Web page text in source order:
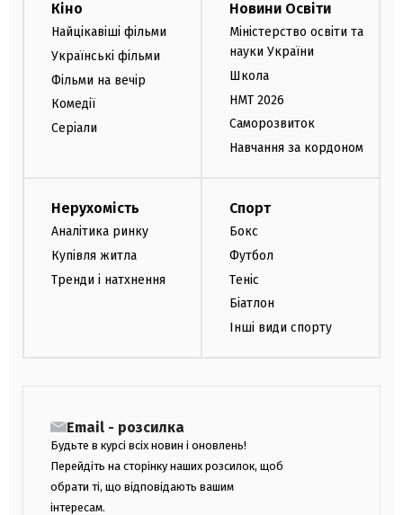
Кіно
Найцікавіші фільми
Українські фільми
Фільми на вечір
Комедії
Серіали
Новини Освіти
Міністерство освіти та
науки України
Школа
НМТ 2026
Саморозвиток
Навчання за кордоном
Нерухомість
Аналітика ринку
Купівля житла
Тренди і натхнення
Спорт
Бокс
Футбол
Теніс
Біатлон
Інші види спорту
Email - розсилка
Будьте в курсі всіх новин і оновлень!
Перейдіть на сторінку наших розсилок, щоб
обрати ті, що відповідають вашим
інтересам.